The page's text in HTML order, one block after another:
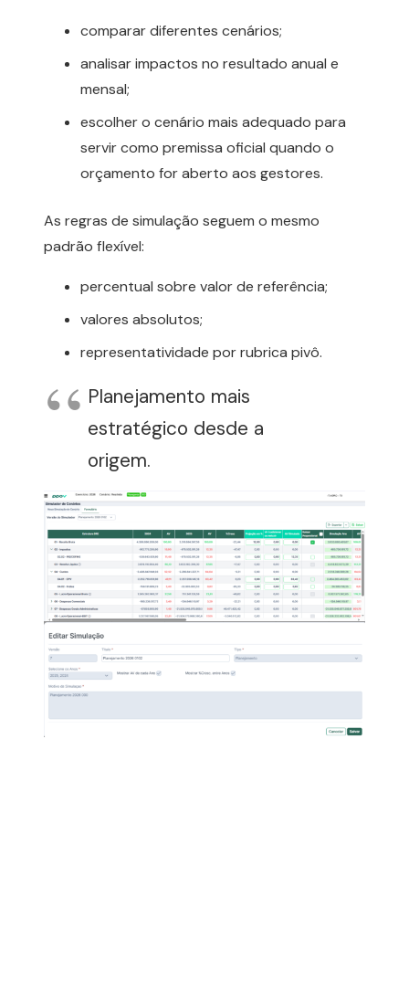
comparar diferentes cenários;
analisar impactos no resultado anual e
mensal;
escolher o cenário mais adequado para
servir como premissa oficial quando o
orçamento for aberto aos gestores.
As regras de simulação seguem o mesmo
padrão flexível:
percentual sobre valor de referência;
valores absolutos;
representatividade por rubrica pivô.
Planejamento mais
estratégico desde a
origem.